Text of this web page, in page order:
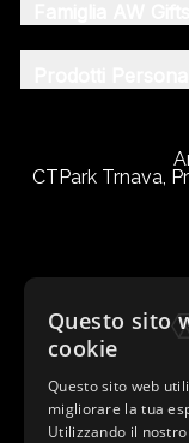
CTPark Trnava,
Questo sito
cookie
Questo sito web
migliorare la tua
Utilizzando il